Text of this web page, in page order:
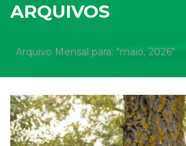
ARQUIVOS
Arquivo Mensal para: "maio, 2026"